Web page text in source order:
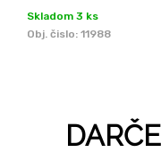
Skladom 3 ks
Obj. čislo: 11988